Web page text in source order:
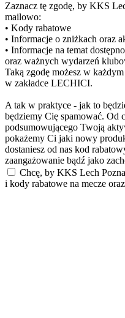
Zaznacz tę zgodę, by KKS
mailowo:
• Kody rabatowe
• Informacje o zniżkach oraz
• Informacje na temat
oraz ważnych wydarzeń
Taką zgodę możesz w
w zakładce LECHICI.
A tak w praktyce - jak to
będziemy Cię spamować. Od
podsumowującego Twoją
pokażemy Ci jaki nowy
dostaniesz od nas kod
zaangażowanie bądź jako
Chcę, by KKS Lech
i kody rabatowe na mecze